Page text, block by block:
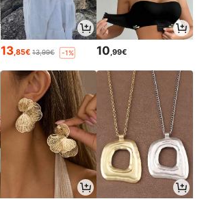
13,85€ 13,99€ -1% 10,99€